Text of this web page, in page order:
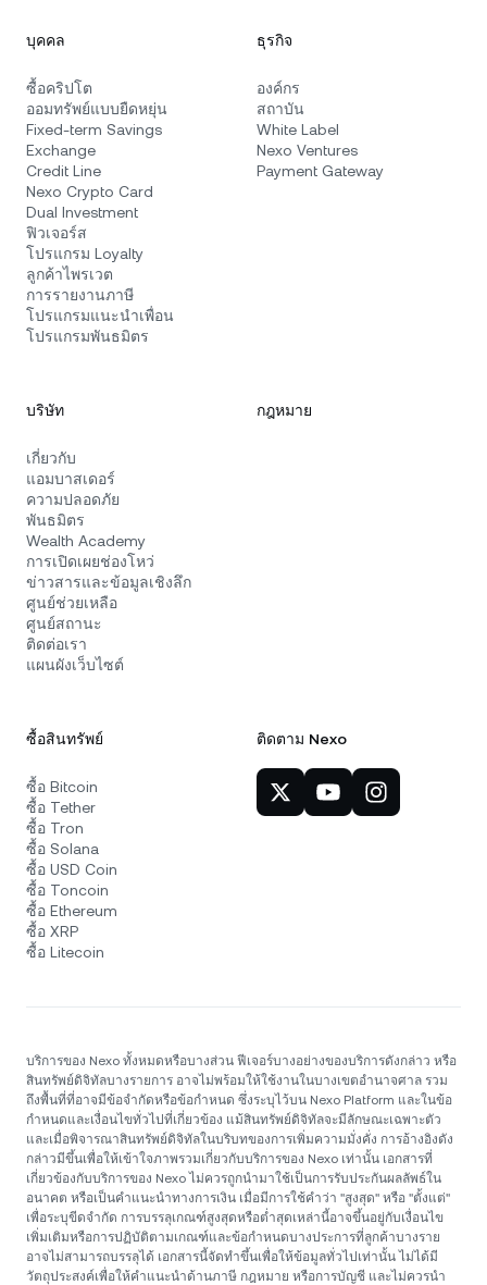
บุคคล
ซื้อคริปโต
ออมทรัพย์แบบยืดหยุ่น
Fixed-term Savings
Exchange
Credit Line
Nexo Crypto Card
Dual Investment
ฟิวเจอร์ส
โปรแกรม Loyalty
ลูกค้าไพรเวต
การรายงานภาษี
โปรแกรมแนะนำเพื่อน
โปรแกรมพันธมิตร
ธุรกิจ
องค์กร
สถาบัน
White Label
Nexo Ventures
Payment Gateway
บริษัท
เกี่ยวกับ
แอมบาสเดอร์
ความปลอดภัย
พันธมิตร
Wealth Academy
การเปิดเผยช่องโหว่
ข่าวสารและข้อมูลเชิงลึก
ศูนย์ช่วยเหลือ
ศูนย์สถานะ
ติดต่อเรา
แผนผังเว็บไซต์
กฎหมาย
ซื้อสินทรัพย์
ซื้อ Bitcoin
ซื้อ Tether
ซื้อ Tron
ซื้อ Solana
ซื้อ USD Coin
ซื้อ Toncoin
ซื้อ Ethereum
ซื้อ XRP
ซื้อ Litecoin
ติดตาม Nexo
บริการของ Nexo ทั้งหมดหรือบางส่วน ฟีเจอร์บางอย่างของบริการดังกล่าว หรือ
สินทรัพย์ดิจิทัลบางรายการ อาจไม่พร้อมให้ใช้งานในบางเขตอำนาจศาล รวม
ถึงพื้นที่ที่อาจมีข้อจำกัดหรือข้อกำหนด ซึ่งระบุไว้บน Nexo Platform และในข้อ
กำหนดและเงื่อนไขทั่วไปที่เกี่ยวข้อง แม้สินทรัพย์ดิจิทัลจะมีลักษณะเฉพาะตัว
และเมื่อพิจารณาสินทรัพย์ดิจิทัลในบริบทของการเพิ่มความมั่งคั่ง การอ้างอิงดัง
กล่าวมีขึ้นเพื่อให้เข้าใจภาพรวมเกี่ยวกับบริการของ Nexo เท่านั้น เอกสารที่
เกี่ยวข้องกับบริการของ Nexo ไม่ควรถูกนำมาใช้เป็นการรับประกันผลลัพธ์ใน
อนาคต หรือเป็นคำแนะนำทางการเงิน เมื่อมีการใช้คำว่า "สูงสุด" หรือ "ตั้งแต่"
เพื่อระบุขีดจำกัด การบรรลุเกณฑ์สูงสุดหรือต่ำสุดเหล่านี้อาจขึ้นอยู่กับเงื่อนไข
เพิ่มเติมหรือการปฏิบัติตามเกณฑ์และข้อกำหนดบางประการที่ลูกค้าบางราย
อาจไม่สามารถบรรลุได้ เอกสารนี้จัดทำขึ้นเพื่อให้ข้อมูลทั่วไปเท่านั้น ไม่ได้มี
วัตถุประสงค์เพื่อให้คำแนะนำด้านภาษี กฎหมาย หรือการบัญชี และไม่ควรนำ